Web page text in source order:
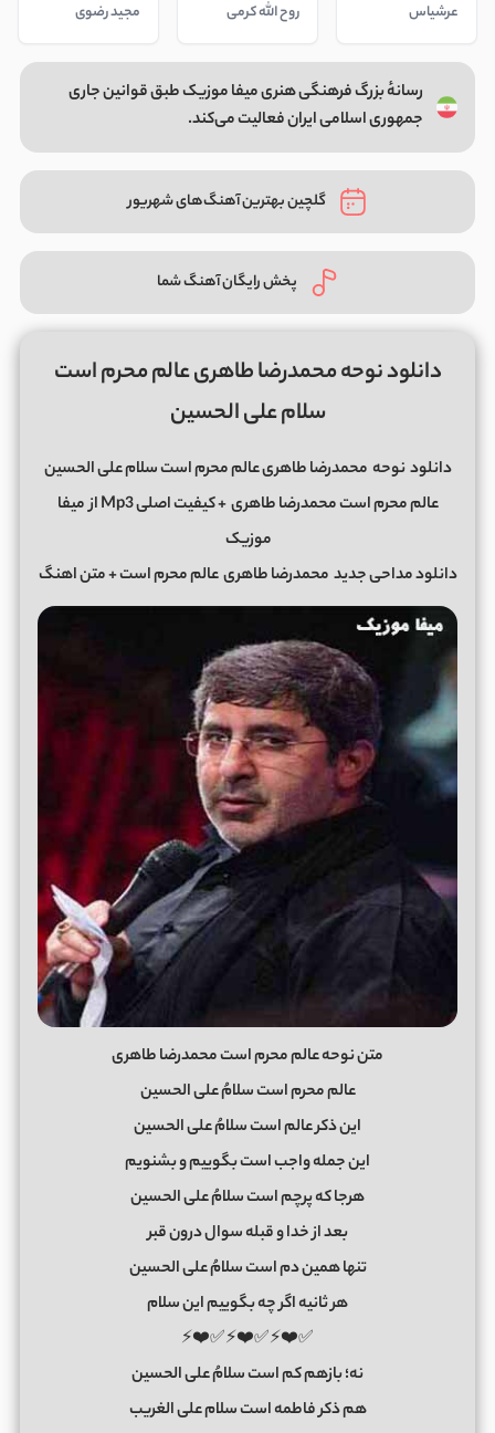
عرشیاس روح الله کرمی مجید رضوی
رسانهٔ بزرگ فرهنگی هنری میفا موزیک طبق قوانین جاری
جمهوری اسلامی ایران فعالیت می‌کند.
گلچین بهترین آهنگ‌های شهریور
پخش رایگان آهنگ شما
دانلود نوحه محمدرضا طاهری عالم محرم است
سلام علی الحسین
دانلودنوحه محمدرضا طاهری عالم محرم است سلام علی الحسین
عالم محرم است محمدرضا طاهری + کیفیت اصلی Mp3 از
میفا
موزیک
دانلود مداحی جدید محمدرضا طاهریعالم محرم است + متن اهنگ
متن نوحه عالم محرم است محمدرضا طاهری
عالم محرم است سلامُ علی الحسین
این ذکر عالم است سلامُ علی الحسین
این جمله واجب است بگوییم و بشنویم
هرجا که پرچم است سلامُ علی الحسین
بعد از خدا و قبله سوال درون قبر
تنها همین دم است سلامُ علی الحسین
هر ثانیه اگر چه بگوییم این سلام
✅❤️⚡✅❤️⚡✅❤️⚡
نه؛ بازهم کم است سلامُ علی الحسین
هم ذکر فاطمه است سلام علی الغریب